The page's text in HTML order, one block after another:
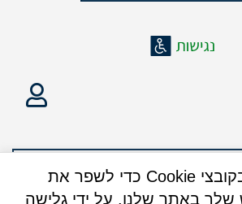
אנו משתמשים בקובצי Cookie כדי לשפר את
באתר שלנו. על ידי גלישה